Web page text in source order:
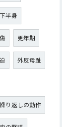
下半身
更年期
外反母趾
繰り返しの動作